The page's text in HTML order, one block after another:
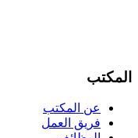
المكتب
عن المكتب
فريق العمل